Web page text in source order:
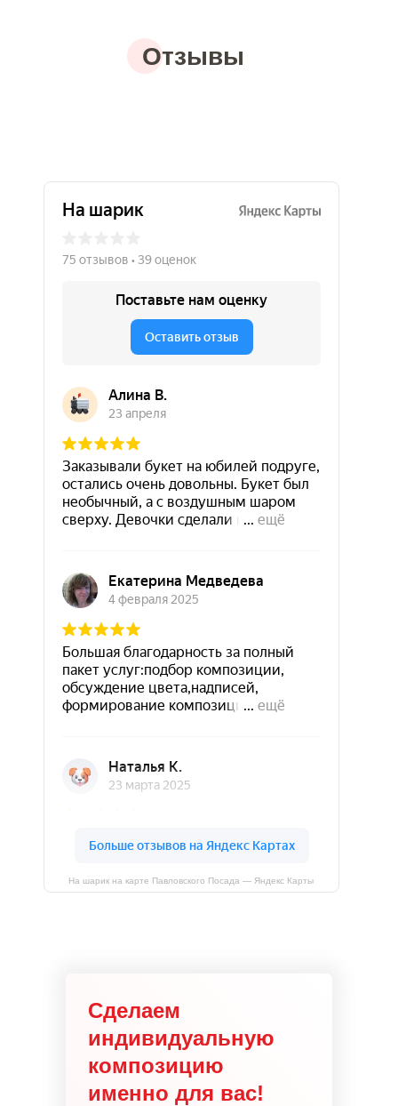
Отзывы
На шарик на карте Павловского Посада — Яндекс Карты
Сделаем
индивидуальную
композицию
именно для вас!